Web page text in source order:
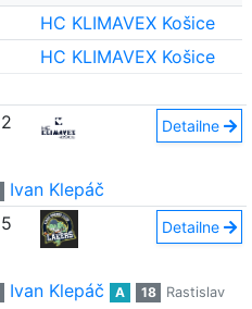
HC KLIMAVEX Košice
HC KLIMAVEX Košice
2 Detailne
Ivan Klepáč
5 Detailne
Ivan Klepáč A 18
Rastislav